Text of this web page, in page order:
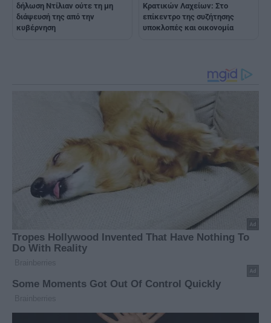
δήλωση Ντίλιαν ούτε τη μη
διάψευσή της από την
κυβέρνηση
Κρατικών Λαχείων: Στο
επίκεντρο της συζήτησης
υποκλοπές και οικονομία